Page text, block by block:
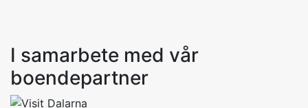
I samarbete med vår
boendepartner